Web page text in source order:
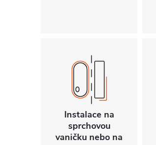
Instalace na
sprchovou
vaničku nebo na